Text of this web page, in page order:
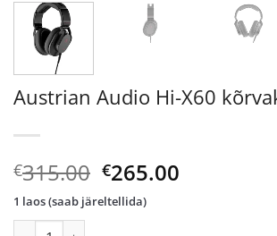
Austrian Audio Hi-X60
€315.00 Algne
hind
oli:
€265.00
1 laos (saab järeltellida)
Austrian Audio Hi-X60 kõrvaklapid kogus